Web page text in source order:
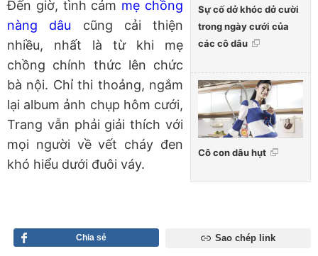
Sự cố dở khóc dở cười
trong ngày cưới của
các cô dâu
Cô con dâu hụt
Đến giờ, tình cảm mẹ chồng
nàng dâu cũng cải thiện
nhiều, nhất là từ khi mẹ
chồng chính thức lên chức
bà nội. Chỉ thi thoảng, ngắm
lại album ảnh chụp hôm cưới,
Trang vẫn phải giải thích với
mọi người về vết cháy đen
khó hiểu dưới đuôi váy.
Chia sẻ Sao chép link